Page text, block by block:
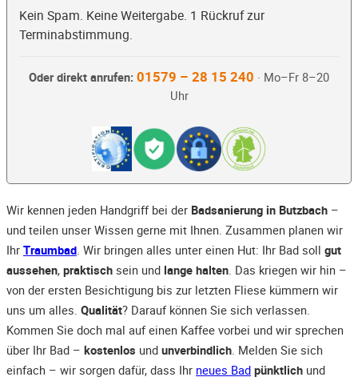
Kein Spam. Keine Weitergabe. 1 Rückruf zur
Terminabstimmung.
Oder direkt anrufen: 01579 – 28 15 240 · Mo–Fr 8–20
Uhr
Wir kennen jeden Handgriff bei der Badsanierung in Butzbach –
und teilen unser Wissen gerne mit Ihnen. Zusammen planen wir
Ihr Traumbad. Wir bringen alles unter einen Hut: Ihr Bad soll gut
aussehen, praktisch sein und lange halten. Das kriegen wir hin –
von der ersten Besichtigung bis zur letzten Fliese kümmern wir
uns um alles. Qualität? Darauf können Sie sich verlassen.
Kommen Sie doch mal auf einen Kaffee vorbei und wir sprechen
über Ihr Bad – kostenlos und unverbindlich. Melden Sie sich
einfach – wir sorgen dafür, dass Ihr neues Bad pünktlich und